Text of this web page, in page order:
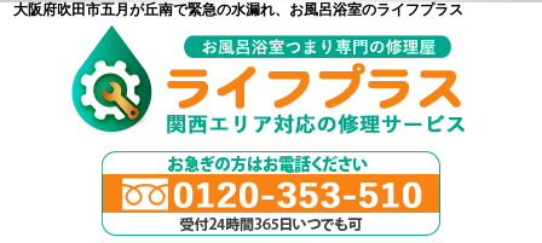
大阪府吹田市五月が丘南で緊急の水漏れ、お風呂浴室のライフプラス